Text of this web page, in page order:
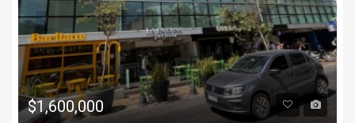
$1,600,000